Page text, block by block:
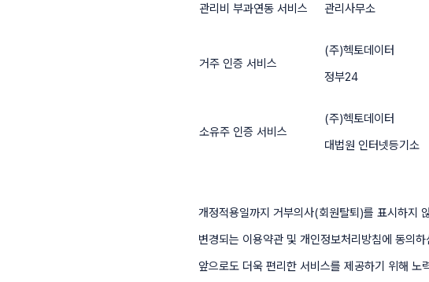
관리비 부과연동 서비스 관리사무소
거주 인증 서비스
(주)헥토데이터
정부24
소유주 인증 서비스
(주)헥토데이터
대법원 인터넷등기소
개정적용일까지 거부의사(회원탈퇴)를 표시하지
변경되는 이용약관 및 개인정보처리방침에 동의
앞으로도 더욱 편리한 서비스를 제공하기 위해 노